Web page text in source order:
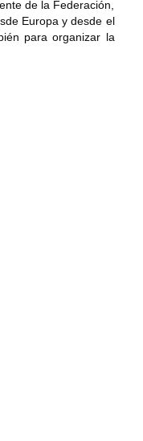
de la Federación,
Europa y desde el
para organizar la